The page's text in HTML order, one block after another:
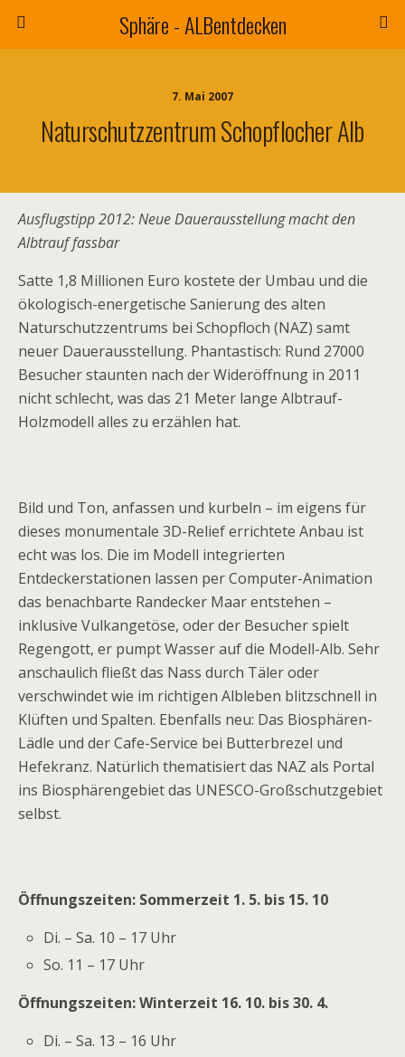
Sphäre - ALBentdecken
7. Mai 2007
Naturschutzzentrum Schopflocher Alb
Ausflugstipp 2012: Neue Dauerausstellung macht den
Albtrauf fassbar
Satte 1,8 Millionen Euro kostete der Umbau und die
ökologisch-energetische Sanierung des alten
Naturschutzzentrums bei Schopfloch (NAZ) samt
neuer Dauerausstellung. Phantastisch: Rund 27000
Besucher staunten nach der Wideröffnung in 2011
nicht schlecht, was das 21 Meter lange Albtrauf-
Holzmodell alles zu erzählen hat.
Bild und Ton, anfassen und kurbeln – im eigens für
dieses monumentale 3D-Relief errichtete Anbau ist
echt was los. Die im Modell integrierten
Entdeckerstationen lassen per Computer-Animation
das benachbarte Randecker Maar entstehen –
inklusive Vulkangetöse, oder der Besucher spielt
Regengott, er pumpt Wasser auf die Modell-Alb. Sehr
anschaulich fließt das Nass durch Täler oder
verschwindet wie im richtigen Albleben blitzschnell in
Klüften und Spalten. Ebenfalls neu: Das Biosphären-
Lädle und der Cafe-Service bei Butterbrezel und
Hefekranz. Natürlich thematisiert das NAZ als Portal
ins Biosphärengebiet das UNESCO-Großschutzgebiet
selbst.
Öffnungszeiten: Sommerzeit 1. 5. bis 15. 10
Di. – Sa. 10 – 17 Uhr
So. 11 – 17 Uhr
Öffnungszeiten: Winterzeit 16. 10. bis 30. 4.
Di. – Sa. 13 – 16 Uhr